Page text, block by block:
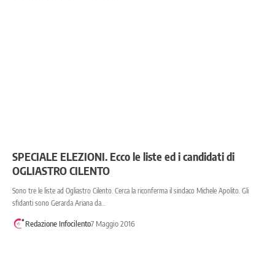
SPECIALE ELEZIONI. Ecco le liste ed i candidati di
OGLIASTRO CILENTO
Sono tre le liste ad Ogliastro Cilento. Cerca la riconferma il sindaco Michele Apolito. Gli
sfidanti sono Gerarda Ariana da…
Redazione Infocilento7 Maggio 2016